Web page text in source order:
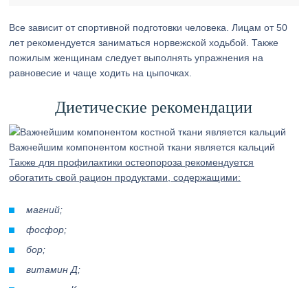
Все зависит от спортивной подготовки человека. Лицам от 50
лет рекомендуется заниматься норвежской ходьбой. Также
пожилым женщинам следует выполнять упражнения на
равновесие и чаще ходить на цыпочках.
Диетические рекомендации
Важнейшим компонентом костной ткани является кальций
Также для профилактики остеопороза рекомендуется
обогатить свой рацион продуктами, содержащими:
магний;
фосфор;
бор;
витамин Д;